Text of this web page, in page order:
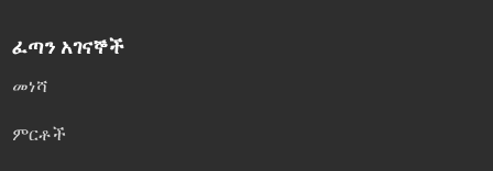
ፈጣን አገናኞች
መነሻ
ምርቶች